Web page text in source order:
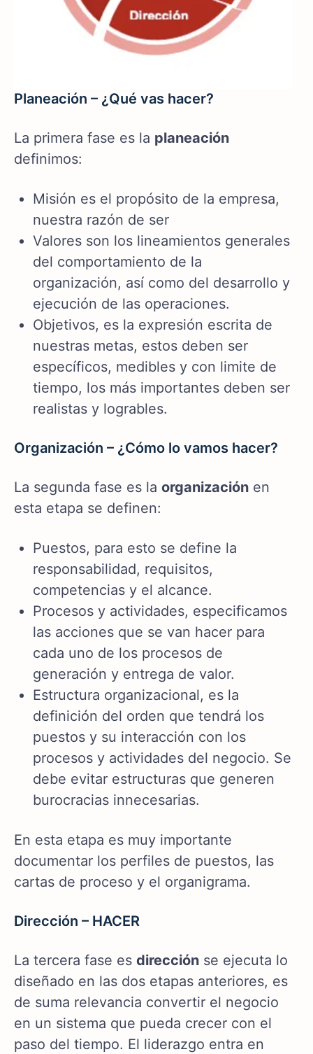
Planeación – ¿Qué vas hacer?
La primera fase es la planeación
definimos:
Misión es el propósito de la empresa,
nuestra razón de ser
Valores son los lineamientos generales
del comportamiento de la
organización, así como del desarrollo y
ejecución de las operaciones.
Objetivos, es la expresión escrita de
nuestras metas, estos deben ser
específicos, medibles y con limite de
tiempo, los más importantes deben ser
realistas y logrables.
Organización – ¿Cómo lo vamos hacer?
La segunda fase es la organización en
esta etapa se definen:
Puestos, para esto se define la
responsabilidad, requisitos,
competencias y el alcance.
Procesos y actividades, especificamos
las acciones que se van hacer para
cada uno de los procesos de
generación y entrega de valor.
Estructura organizacional, es la
definición del orden que tendrá los
puestos y su interacción con los
procesos y actividades del negocio. Se
debe evitar estructuras que generen
burocracias innecesarias.
En esta etapa es muy importante
documentar los perfiles de puestos, las
cartas de proceso y el organigrama.
Dirección – HACER
La tercera fase es dirección se ejecuta lo
diseñado en las dos etapas anteriores, es
de suma relevancia convertir el negocio
en un sistema que pueda crecer con el
paso del tiempo. El liderazgo entra en